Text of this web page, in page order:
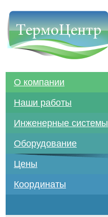
О компании
Наши работы
Инженерные системы
Оборудование
Цены
Координаты